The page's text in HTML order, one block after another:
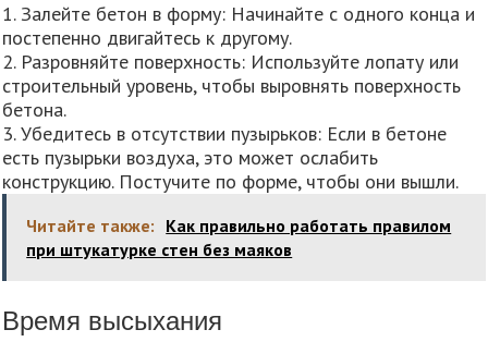
1. Залейте бетон в форму: Начинайте с одного конца и
постепенно двигайтесь к другому.
2. Разровняйте поверхность: Используйте лопату или
строительный уровень, чтобы выровнять поверхность
бетона.
3. Убедитесь в отсутствии пузырьков: Если в бетоне
есть пузырьки воздуха, это может ослабить
конструкцию. Постучите по форме, чтобы они вышли.
Читайте также: Как правильно работать правилом
при штукатурке стен без маяков
Время высыхания